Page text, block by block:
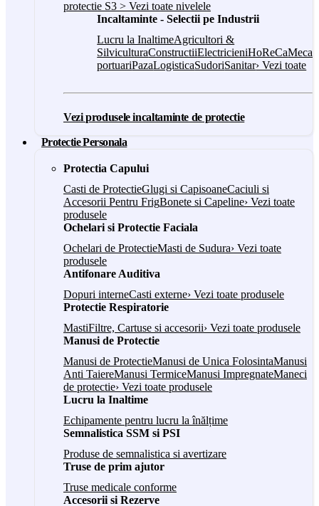
protectie S3 > Vezi toate nivelele
Incaltaminte - Selectii pe Industrii
Lucru la InaltimeAgricultori &
SilviculturaConstructiiElectricieniHoReCa
portuariPazaLogisticaSudoriSanitar› Vezi toate
Vezi produsele incaltaminte de protectie
Protectie Personala
Protectia Capului
Casti de ProtectieGlugi si CapisoaneCaciuli si
Accesorii Pentru FrigBonete si Capeline› Vezi toate
produsele
Ochelari si Protectie Faciala
Ochelari de ProtectieMasti de Sudura› Vezi toate
produsele
Antifonare Auditiva
Dopuri interneCasti externe› Vezi toate produsele
Protectie Respiratorie
MastiFiltre, Cartuse si accesorii› Vezi toate produsele
Manusi de Protectie
Manusi de ProtectieManusi de Unica FolosintaManusi
Anti TaiereManusi TermiceManusi ImpregnateManeci
de protectie› Vezi toate produsele
Lucru la Inaltime
Echipamente pentru lucru la înălțime
Semnalistica SSM si PSI
Produse de semnalistica si avertizare
Truse de prim ajutor
Truse medicale conforme
Accesorii si Rezerve